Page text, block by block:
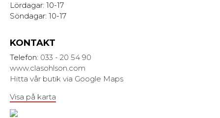
Lördagar: 10-17
Söndagar: 10-17
KONTAKT
Telefon: 033 - 20 54 90
www.clasohlson.com
Hitta vår butik via Google Maps
Visa på karta